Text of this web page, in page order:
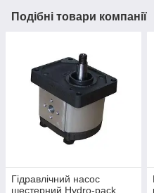
Подібні товари компанії
Гідравлічний насос
шестерний Hydro-pack